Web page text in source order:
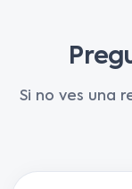
Si no ves una